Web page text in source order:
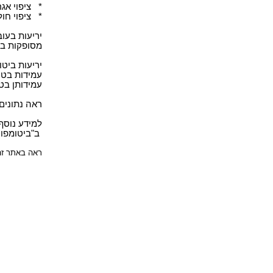
* ציפוי
* ציפוי
מסופקות בגלילים
עמידותן
ראה
למידע
ב"ביטומפון"
ראה באתר